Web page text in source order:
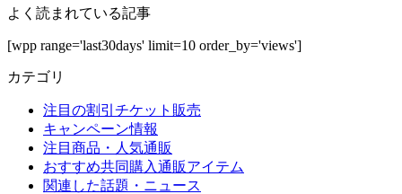
よく読まれている記事
[wpp range='last30days' limit=10 order_by='views']
カテゴリ
注目の割引チケット販売
キャンペーン情報
注目商品・人気通販
おすすめ共同購入通販アイテム
関連した話題・ニュース